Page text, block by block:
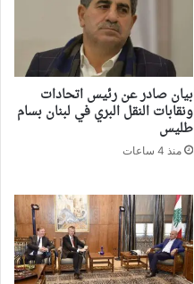
بيان صادر عن رئيس اتحادات
ونقابات النقل البري في لبنان بسام
طليس
منذ 4 ساعات